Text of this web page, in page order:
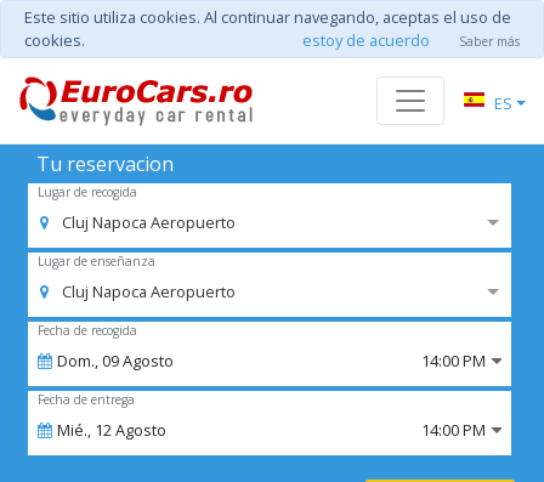
Este sitio utiliza cookies. Al continuar navegando, aceptas el uso de
cookies.
estoy de acuerdo Saber más
ES
Tu reservacion
Lugar de recogida
Cluj Napoca Aeropuerto
Lugar de enseñanza
Cluj Napoca Aeropuerto
Fecha de recogida
Dom.,09Agosto 14:00 PM
Fecha de entrega
Mié., 12Agosto 14:00 PM